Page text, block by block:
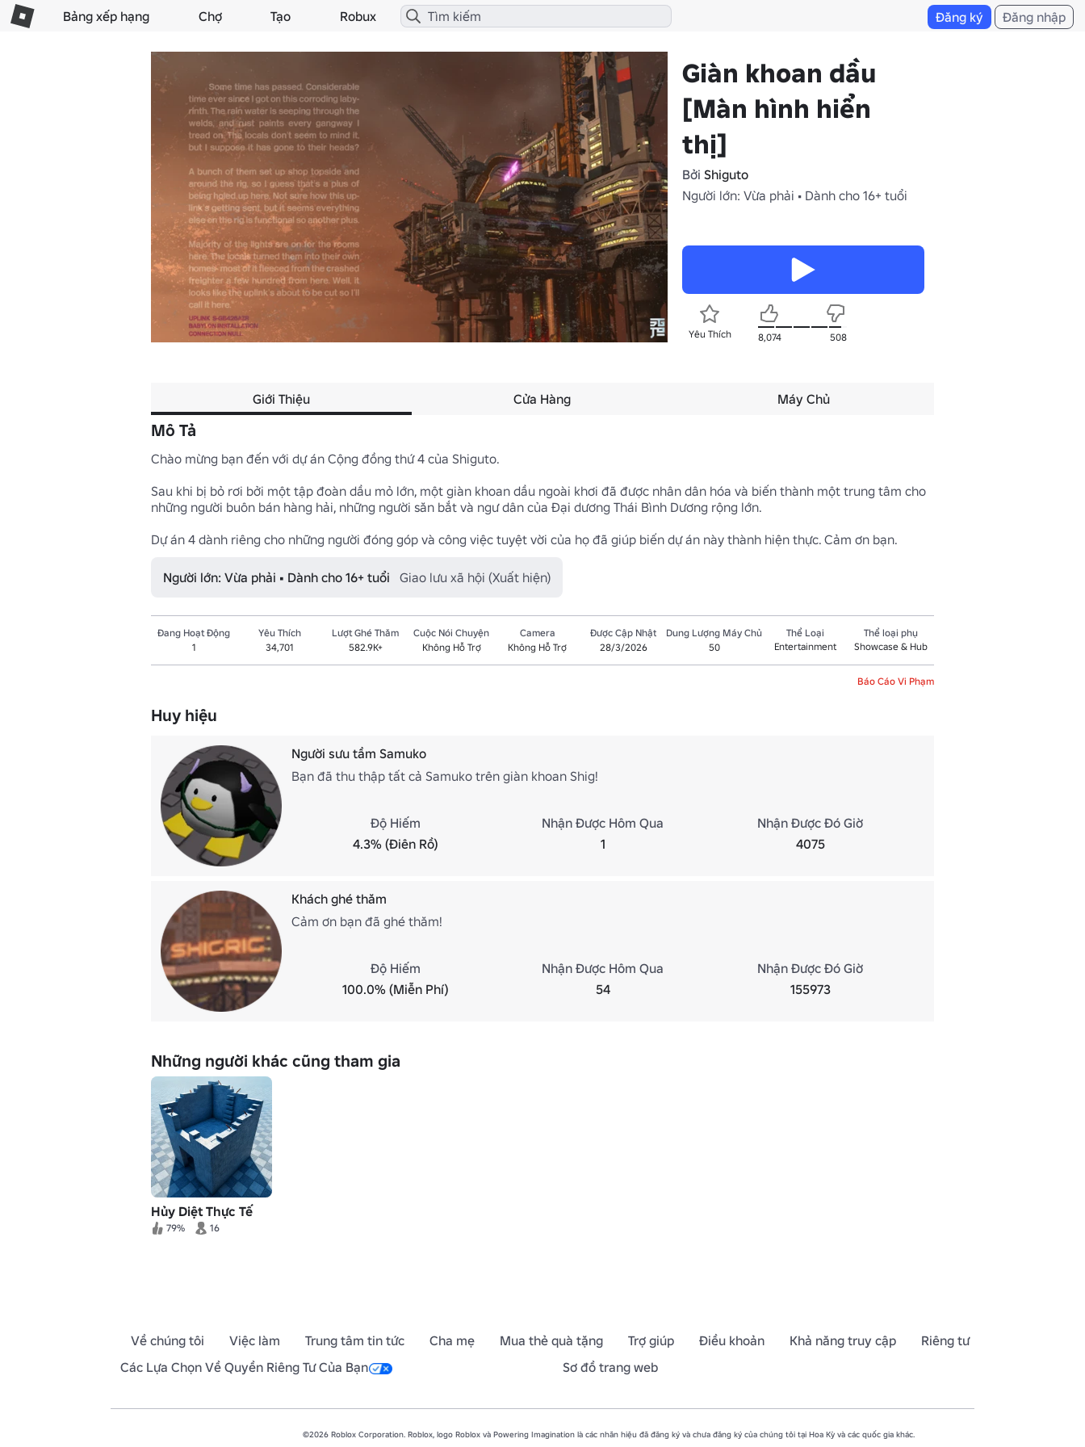
Bảng xếp hạng Chợ Tạo Robux Đăng ký Đăng nhập
Giàn khoan dầu
[Màn hình hiển
thị]
Bởi Shiguto
Người lớn: Vừa phải • Dành cho 16+ tuổi
Yêu Thích 8,074 508
Giới Thiệu Cửa Hàng Máy Chủ
Mô Tả
Chào mừng bạn đến với dự án Cộng đồng thứ 4 của Shiguto.
Sau khi bị bỏ rơi bởi một tập đoàn dầu mỏ lớn, một giàn khoan dầu ngoài khơi đã được nhân dân hóa và biến thành một trung tâm cho
những người buôn bán hàng hải, những người săn bắt và ngư dân của Đại dương Thái Bình Dương rộng lớn.
Dự án 4 dành riêng cho những người đóng góp và công việc tuyệt vời của họ đã giúp biến dự án này thành hiện thực. Cảm ơn bạn.
Người lớn: Vừa phải • Dành cho 16+ tuổi Giao lưu xã hội (Xuất hiện)
Đang Hoạt Động
1
Yêu Thích
34,701
Lượt Ghé Thăm
582.9K+
Cuộc Nói Chuyện
Không Hỗ Trợ
Camera
Không Hỗ Trợ
Được Cập Nhật
28/3/2026
Dung Lượng Máy Chủ
50
Thể Loại
Entertainment
Thể loại phụ
Showcase & Hub
Báo Cáo Vi Phạm
Huy hiệu
Người sưu tầm Samuko
Bạn đã thu thập tất cả Samuko trên giàn khoan Shig!
Độ Hiếm
4.3% (Điên Rồ)
Nhận Được Hôm Qua
1
Nhận Được Đó Giờ
4075
Khách ghé thăm
Cảm ơn bạn đã ghé thăm!
Độ Hiếm
100.0% (Miễn Phí)
Nhận Được Hôm Qua
54
Nhận Được Đó Giờ
155973
Những người khác cũng tham gia
Hủy Diệt Thực Tế
79% 16
Về chúng tôi Việc làm Trung tâm tin tức Cha mẹ Mua thẻ quà tặng Trợ giúp Điều khoản Khả năng truy cập
Riêng tư
Các Lựa Chọn Về Quyền Riêng Tư Của Bạn
Sơ đồ trang web
©2026 Roblox Corporation. Roblox, logo Roblox và Powering Imagination là các nhãn hiệu đã đăng ký và chưa đăng ký của chúng tôi tại Hoa Kỳ và các quốc gia khác.